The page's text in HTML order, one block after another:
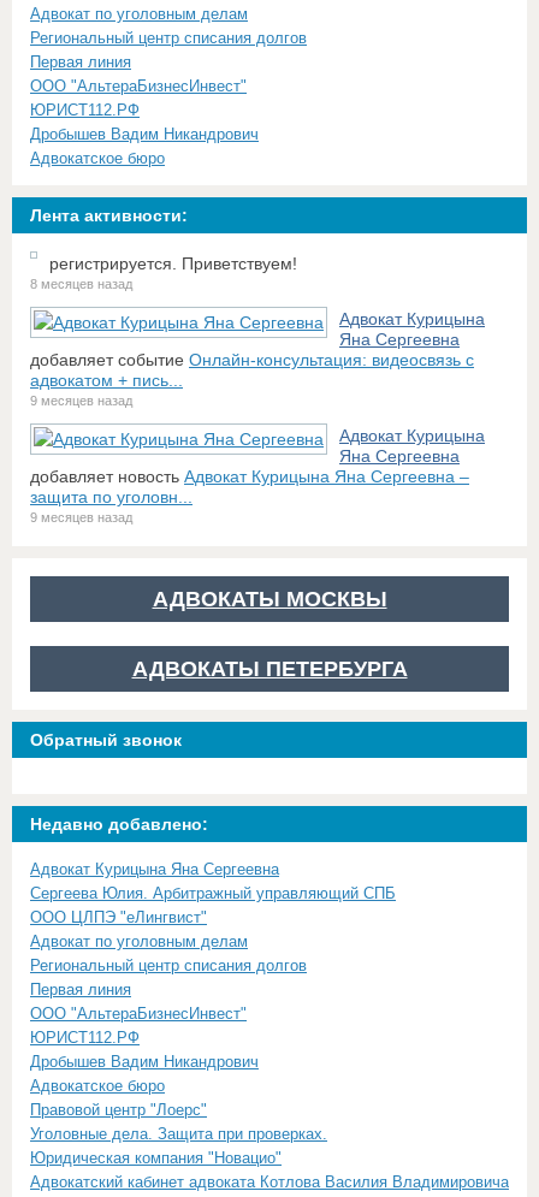
Адвокат по уголовным делам
Региональный центр списания долгов
Первая линия
ООО "АльтераБизнесИнвест"
ЮРИСТ112.РФ
Дробышев Вадим Никандрович
Адвокатское бюро
Лента активности:
регистрируется. Приветствуем!
8 месяцев назад
Адвокат Курицына
Яна Сергеевна
добавляет событие Онлайн-консультация: видеосвязь с
адвокатом + пись...
9 месяцев назад
Адвокат Курицына
Яна Сергеевна
добавляет новость Адвокат Курицына Яна Сергеевна –
защита по уголовн...
9 месяцев назад
АДВОКАТЫ МОСКВЫ
АДВОКАТЫ ПЕТЕРБУРГА
Обратный звонок
Недавно добавлено:
Адвокат Курицына Яна Сергеевна
Сергеева Юлия. Арбитражный управляющий СПБ
ООО ЦЛПЭ "еЛингвист"
Адвокат по уголовным делам
Региональный центр списания долгов
Первая линия
ООО "АльтераБизнесИнвест"
ЮРИСТ112.РФ
Дробышев Вадим Никандрович
Адвокатское бюро
Правовой центр "Лоерс"
Уголовные дела. Защита при проверках.
Юридическая компания "Новацио"
Адвокатский кабинет адвоката Котлова Василия Владимировича